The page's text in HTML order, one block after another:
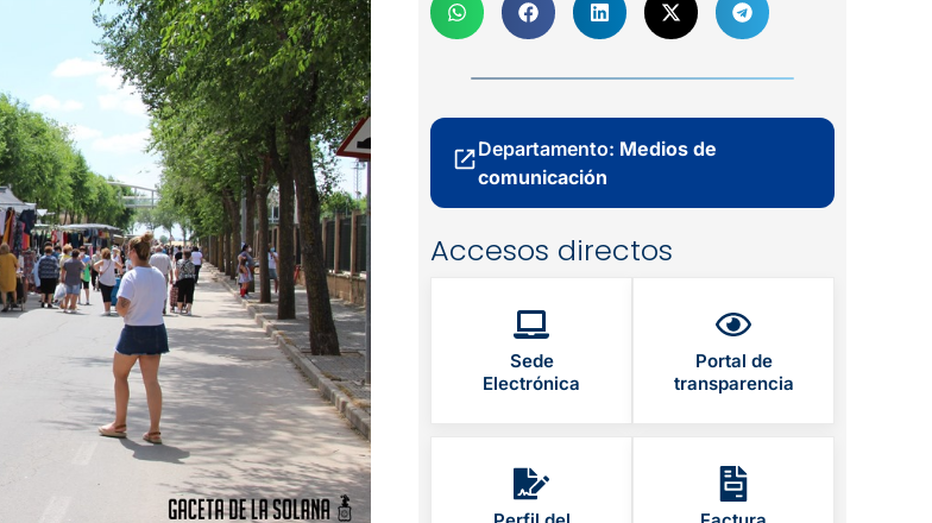
Departamento: Medios de
comunicación
Accesos directos
Sede
Electrónica
Portal de
transparencia